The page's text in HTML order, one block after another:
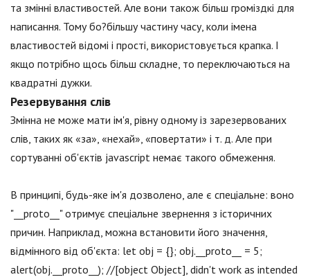
та змінні властивостей. Але вони також більш громіздкі для
написання. Тому бо?більшу частину часу, коли імена
властивостей відомі і прості, використовується крапка. І
якщо потрібно щось більш складне, то переключаються на
квадратні дужки.
Резервування слів
Змінна не може мати ім'я, рівну одному із зарезервованих
слів, таких як «за», «нехай», «повертати» і т. д. Але при
сортуванні об'єктів jаvascript немає такого обмеження.
В принципі, будь-яке ім'я дозволено, але є спеціальне: воно
"__proto__" отримує спеціальне звернення з історичних
причин. Наприклад, можна встановити його значення,
відмінного від об'єкта: let obj = {}; obj.__proto__ = 5;
alert(obj.__proto__); //[object Object], didn't work as intended